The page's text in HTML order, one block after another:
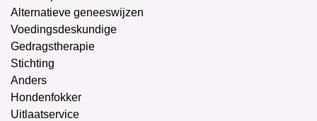
Alternatieve geneeswijzen
Voedingsdeskundige
Gedragstherapie
Stichting
Anders
Hondenfokker
Uitlaatservice